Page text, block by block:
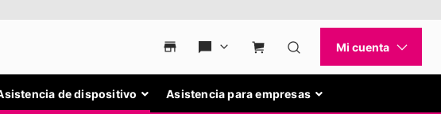
de dispositivo Asistencia para empresas